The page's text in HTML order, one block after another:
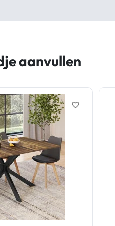
aanvullen
favorite_border